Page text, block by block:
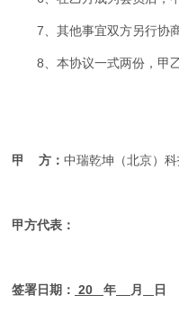
7、其他事宜双方另行协
8、本协议一式两份，甲
甲 方： 中瑞乾坤（北京）
甲方代表：
签署日期： 20 年 月 日